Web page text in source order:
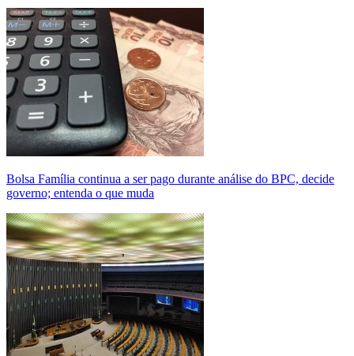
Bolsa Família continua a ser pago durante análise do BPC, decide
governo; entenda o que muda